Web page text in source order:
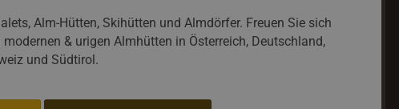
Alm-Hütten, Skihütten und Almdörfer. Freuen Sie sich
& urigen Almhütten in Österreich, Deutschland,
und Südtirol.